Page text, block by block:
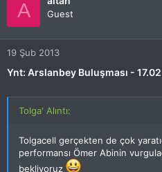
A Guest
19 Şub 2013
Ynt: Arslanbey Buluşması -
Tolga' Alıntı:
Tolgacell gerçekten de çok
performansı Ömer Abinin
bekliyoruz